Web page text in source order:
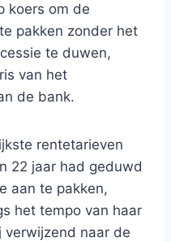
koers om de
pakken zonder het
te duwen,
van het
de bank.
rentetarieven
22 jaar had geduwd
aan te pakken,
het tempo van haar
verwijzend naar de